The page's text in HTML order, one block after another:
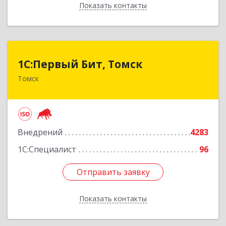
Показать контакты
Назад
1С:Первый Бит, Томск
Томск
Внедрений
4283
1С:Специалист
96
Отправить заявку
Показать контакты
634041, Томская обл, Томск г, Кирова пр-кт,
Отправить заявку
Назад